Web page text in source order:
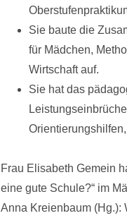
Sie baute die
für Mädchen,
Wirtschaft auf.
Sie hat das
Frau Elisabeth Gemein
eine gute Schule?“ im
Anna Kreienbaum (Hg.):